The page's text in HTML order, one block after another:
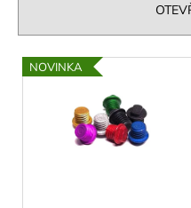
í
p
r
VNOVINKA
HLEDAT